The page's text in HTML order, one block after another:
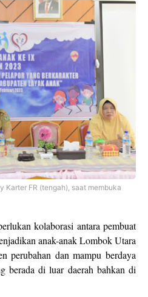
Karter FR (tengah), saat membuka
kolaborasi antara pembuat
anak-anak Lombok Utara
perubahan dan mampu berdaya
berada di luar daerah bahkan di